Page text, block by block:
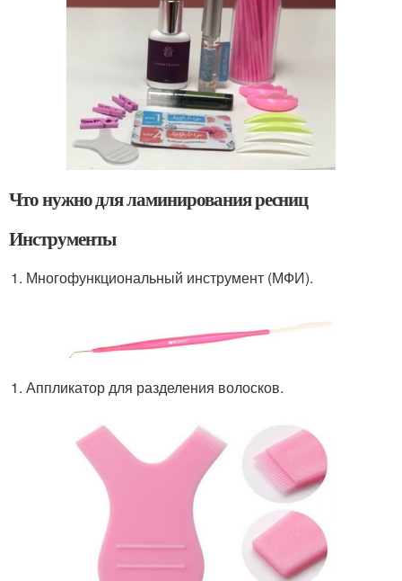
Что нужно для ламинирования ресниц
Инструменты
Многофункциональный инструмент (МФИ).
Аппликатор для разделения волосков.